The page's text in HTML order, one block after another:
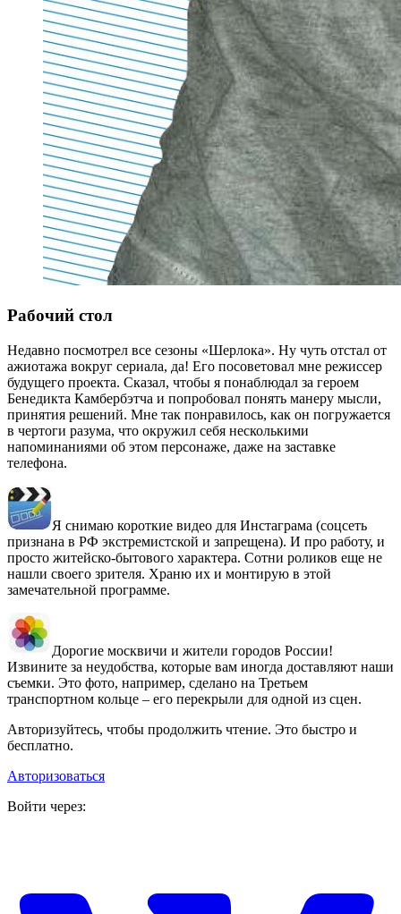
Рабочий стол
Недавно посмотрел все сезоны «Шерлока». Ну чуть отстал от
ажиотажа вокруг сериала, да! Его посоветовал мне режиссер
будущего проекта. Сказал, чтобы я понаблюдал за героем
Бенедикта Камбербэтча и попробовал понять манеру мысли,
принятия решений. Мне так понравилось, как он погружается
в чертоги разума, что окружил себя несколькими
напоминаниями об этом персонаже, даже на заставке
телефона.
Я снимаю короткие видео для Инстаграма (соцсеть
признана в РФ экстремистской и запрещена). И про работу, и
просто житейско-бытового характера. Сотни роликов еще не
нашли своего зрителя. Храню их и монтирую в этой
замечательной программе.
Дорогие москвичи и жители городов России!
Извините за неудобства, которые вам иногда доставляют наши
съемки. Это фото, например, сделано на Третьем
транспортном кольце – его перекрыли для одной из сцен.
Авторизуйтесь, чтобы продолжить чтение. Это быстро и
бесплатно.
Авторизоваться
Войти через: